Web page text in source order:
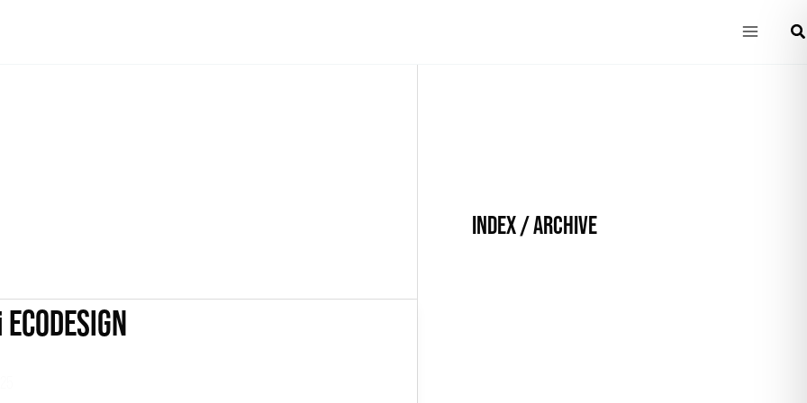
Main
INDEX / ARCHIVE